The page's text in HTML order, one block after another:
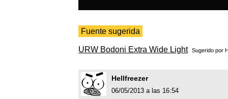
Fuente sugerida
URW Bodoni Extra Wide Light Sugerido por
Hellfreezer
06/05/2013 a las 16:54